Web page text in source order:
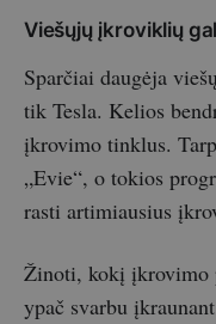
Viešųjų įkroviklių
Sparčiai daugėja
tik Tesla. Kelios
įkrovimo tinklus.
„Evie“, o tokios
rasti artimiausius
Žinoti, kokį įkrovimo
ypač svarbu